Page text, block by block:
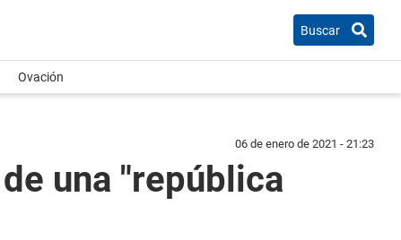
Buscar
Ovación
06 de enero de 2021 - 21:23
una "república